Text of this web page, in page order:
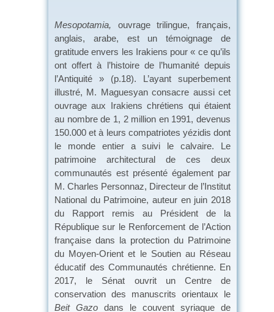
Mesopotamia, ouvrage trilingue, français,
anglais, arabe, est un témoignage de
gratitude envers les Irakiens pour « ce qu’ils
ont offert à l’histoire de l’humanité depuis
l’Antiquité » (p.18). L’ayant superbement
illustré, M. Maguesyan consacre aussi cet
ouvrage aux Irakiens chrétiens qui étaient
au nombre de 1, 2 million en 1991, devenus
150.000 et à leurs compatriotes yézidis dont
le monde entier a suivi le calvaire. Le
patrimoine architectural de ces deux
communautés est présenté également par
M. Charles Personnaz, Directeur de l’Institut
National du Patrimoine, auteur en juin 2018
du Rapport remis au Président de la
République sur le Renforcement de l’Action
française dans la protection du Patrimoine
du Moyen-Orient et le Soutien au Réseau
éducatif des Communautés chrétienne. En
2017, le Sénat ouvrit un Centre de
conservation des manuscrits orientaux le
Beit Gazo dans le couvent syriaque de